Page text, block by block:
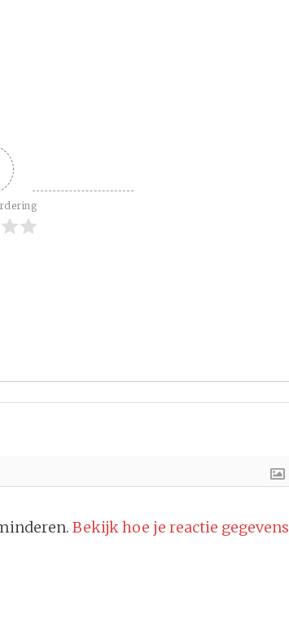
Bekijk hoe je reactie gegevens